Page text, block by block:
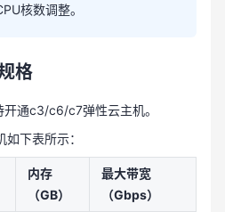
核数调整。
格
通c3/c6/c7弹性云主机。
下表所示：
内存
（GB）
最大带宽
（Gbps）